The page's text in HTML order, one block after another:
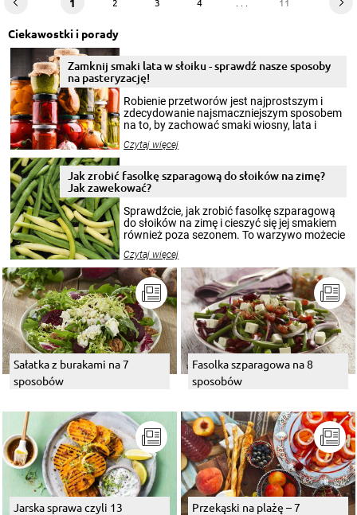
Ciekawostki i porady
Zamknij smaki lata w słoiku - sprawdź nasze sposoby
na pasteryzację!
Robienie przetworów jest najprostszym i
zdecydowanie najsmaczniejszym sposobem
na to, by zachować smaki wiosny, lata i
krajobrazów, by cieszyć nimi oko w sezonie
pełni poczuć atmosferę cieplejszych
miesięcy. Przygotowanie słoików ze
patenty, które pozwolą zachować świeżość
przetworów.
Czytaj więcej
Jak zrobić fasolkę szparagową do słoików na zimę?
Jak zawekować?
Sprawdźcie, jak zrobić fasolkę szparagową
do słoików na zimę i cieszyć się jej smakiem
również poza sezonem. To warzywo możecie
nasze propozycje!
Czytaj więcej
Sałatka z burakami na 7
sposobów
Fasolka szparagowa na 8
sposobów
Jarska sprawa czyli 13 Przekąski na plażę – 7